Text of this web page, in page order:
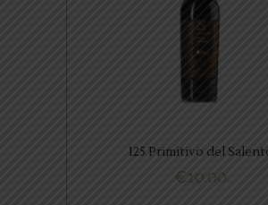
Het is een elegante
donkerrode volle wijn
intens aroma van rijpe
en kersenjam.
125 Primitivo del
€10.00